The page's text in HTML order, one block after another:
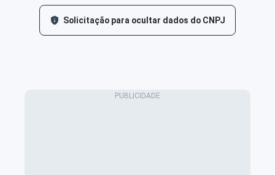
Solicitação para ocultar dados do CNPJ